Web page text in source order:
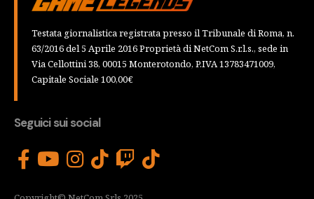
Testata giornalistica registrata presso il Tribunale di Roma, n.
63/2016 del 5 Aprile 2016 Proprietà di NetCom S.r.l.s., sede in
Via Cellottini 38, 00015 Monterotondo, P.IVA 13783471009,
Capitale Sociale 100,00€
Seguici sui social